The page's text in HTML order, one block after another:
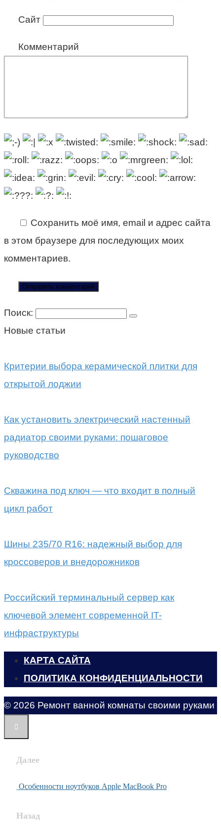
Сайт
Комментарий
Сохранить моё имя, email и адрес сайта
в этом браузере для последующих моих
комментариев.
Поиск:
Новые статьи
Критерии выбора керамической плитки для
открытой лоджии
Как установить электрический настенный
радиатор своими руками: пошаговое
руководство
Скважина под ключ — что входит в полный
цикл работ
Шины 235/70 R16: надежный выбор для
кроссоверов и внедорожников
Российский терминальный сервер как
ключевой элемент современной IT-
инфраструктуры
КАРТА САЙТА
ПОЛИТИКА КОНФИДЕНЦИАЛЬНОСТИ
© 2026 Ремонт ванной комнаты своими руками
Далее
Особенности ноутбуков Apple MacBook Pro
Назад